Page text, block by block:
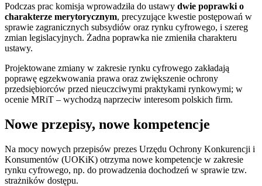
Podczas prac komisja wprowadziła do ustawy dwie poprawki o
charakterze merytorycznym, precyzujące kwestie postępowań w
sprawie zagranicznych subsydiów oraz rynku cyfrowego, i szereg
zmian legislacyjnych. Żadna poprawka nie zmieniła charakteru
ustawy.
Projektowane zmiany w zakresie rynku cyfrowego zakładają
poprawę egzekwowania prawa oraz zwiększenie ochrony
przedsiębiorców przed nieuczciwymi praktykami rynkowymi; w
ocenie MRiT – wychodzą naprzeciw interesom polskich firm.
Nowe przepisy, nowe kompetencje
Na mocy nowych przepisów prezes Urzędu Ochrony Konkurencji i
Konsumentów (UOKiK) otrzyma nowe kompetencje w zakresie
rynku cyfrowego, np. do prowadzenia dochodzeń w sprawie tzw.
strażników dostępu.